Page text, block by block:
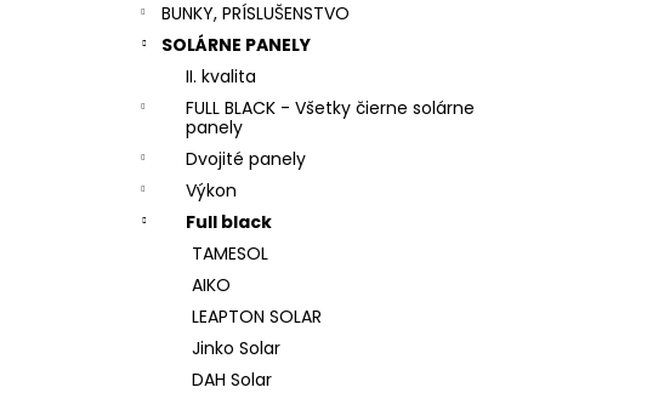
BUNKY, PRÍSLUŠENSTVO
SOLÁRNE PANELY
II. kvalita
FULL BLACK - Všetky čierne solárne
panely
Dvojité panely
Výkon
Full black
TAMESOL
AIKO
LEAPTON SOLAR
Jinko Solar
DAH Solar